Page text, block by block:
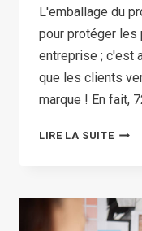
L'emballage du
pour protéger les
entreprise ; c'est
que les clients
marque ! En fait,
LIRE LA SUITE